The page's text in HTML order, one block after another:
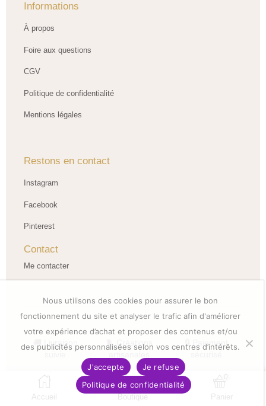
Accueil Boutique Panier
Informations
À propos
Foire aux questions
CGV
Politique de confidentialité
Mentions légales
Restons en contact
Instagram
Facebook
Pinterest
Contact
Me contacter
🚚 Livraison
🧵 Créations
🔒 Paiement
© 2026 LNHK Créations — Tous droits réservés
Nous utilisons des cookies pour assurer le bon
fonctionnement du site et analyser le trafic afin d'améliorer
votre expérience d’achat et proposer des contenus et/ou
des publicités personnalisées selon vos centres d’intérêts.
J'accepte
Je refuse
Politique de confidentialité